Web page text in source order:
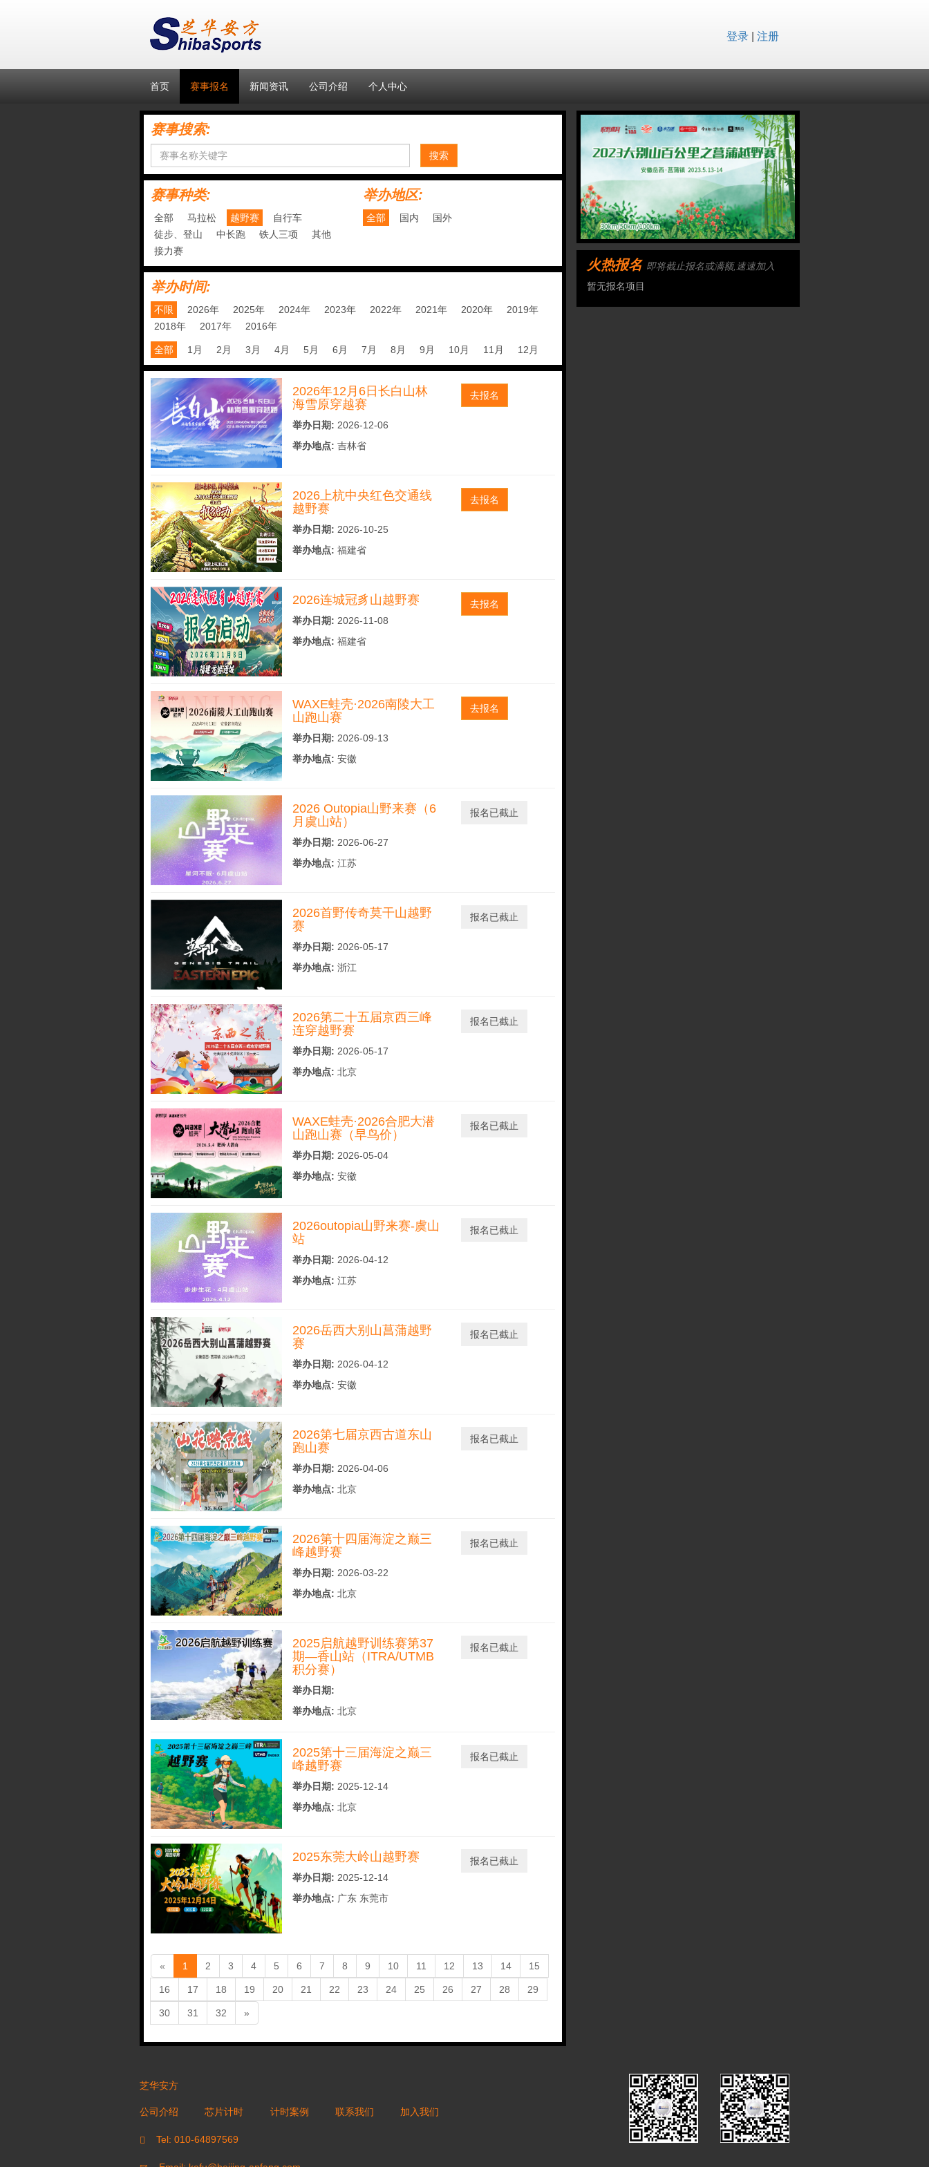
登录| 注册
首页 赛事报名 新闻资讯 公司介绍 个人中心
赛事搜索:
搜索
赛事种类:
全部 马拉松 越野赛
自行车
徒步、登山
中长跑 铁人三项
其他
接力赛
举办地区:
全部 国内 国外
举办时间:
不限 2026年 2025年 2024年 2023年 2022年 2021年 2020年
2019年
2018年
2017年 2016年
全部 1月 2月 3月 4月 5月 6月 7月 8月 9月 10月 11月 12月
2026年12月6日长白山林
海雪原穿越赛
举办日期: 2026-12-06
举办地点: 吉林省
去报名
2026上杭中央红色交通线
越野赛
举办日期: 2026-10-25
举办地点: 福建省
去报名
2026连城冠豸山越野赛
举办日期: 2026-11-08
举办地点: 福建省
去报名
WAXE蛙壳·2026南陵大工
山跑山赛
举办日期: 2026-09-13
举办地点: 安徽
去报名
2026 Outopia山野来赛（6
月虞山站）
举办日期: 2026-06-27
举办地点: 江苏
报名已截止
2026首野传奇莫干山越野
赛
举办日期: 2026-05-17
举办地点: 浙江
报名已截止
2026第二十五届京西三峰
连穿越野赛
举办日期: 2026-05-17
举办地点: 北京
报名已截止
WAXE蛙壳·2026合肥大潜
山跑山赛（早鸟价）
举办日期: 2026-05-04
举办地点: 安徽
报名已截止
2026outopia山野来赛-虞山
站
举办日期: 2026-04-12
举办地点: 江苏
报名已截止
2026岳西大别山菖蒲越野
赛
举办日期: 2026-04-12
举办地点: 安徽
报名已截止
2026第七届京西古道东山
跑山赛
举办日期: 2026-04-06
举办地点: 北京
报名已截止
2026第十四届海淀之巅三
峰越野赛
举办日期: 2026-03-22
举办地点: 北京
报名已截止
2025启航越野训练赛第37
期—香山站（ITRA/UTMB
积分赛）
举办日期:
举办地点: 北京
报名已截止
2025第十三届海淀之巅三
峰越野赛
举办日期: 2025-12-14
举办地点: 北京
报名已截止
2025东莞大岭山越野赛
举办日期: 2025-12-14
举办地点: 广东 东莞市
报名已截止
« 1 (current)
2 3 4 5 6 7 8 9 10 11 12 13 14 15
16 17 18 19 20 21 22 23 24 25 26 27 28 29
30 31 32 »
火热报名 即将截止报名或满额,速速加入
暂无报名项目
芝华安方
公司介绍 芯片计时 计时案例 联系我们 加入我们
Tel: 010-64897569